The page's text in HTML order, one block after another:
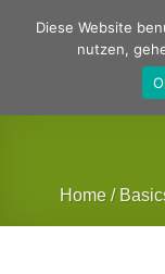
Home /
Diese Website
nutzen,